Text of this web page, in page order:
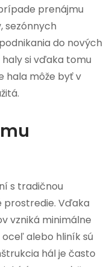
prenájmu
sezónnych
do nových
si vďaka tomu
hala môže byť v
s tradičnou
prostredie. Vďaka
vzniká minimálne
alebo hliník sú
hál je často